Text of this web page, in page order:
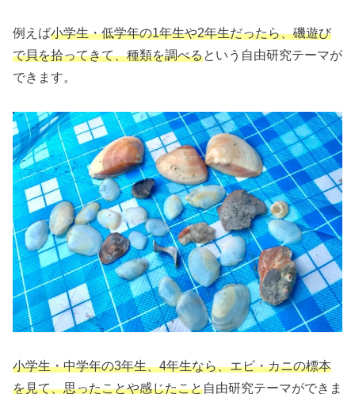
例えば小学生・低学年の1年生や2年生だったら、磯遊び
で貝を拾ってきて、種類を調べるという自由研究テーマが
できます。
小学生・中学年の3年生、4年生なら、エビ・カニの標本
を見て、思ったことや感じたこと自由研究テーマができま